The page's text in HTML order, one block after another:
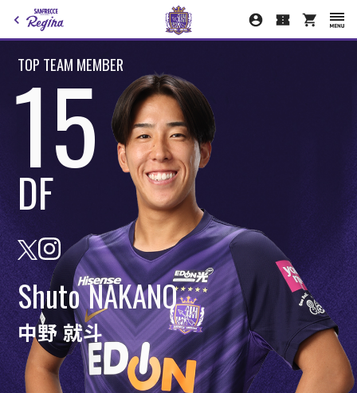
TOP TEAM MEMBER
15
DF
ShutoNAKANO
中野就斗